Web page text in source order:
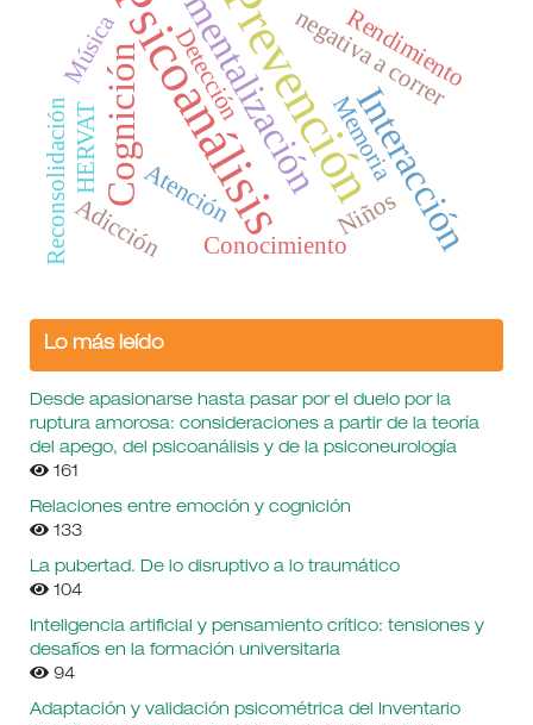
PsicoanálisisPrevenciónInteracción
mentalización
CogniciónAtención
negativa a correr
Rendimiento
Niños
Adicción Conocimiento
HERVAT
Música
Memoria
Reconsolidación
Detección
Lo más leído
Desde apasionarse hasta pasar por el duelo por la
ruptura amorosa: consideraciones a partir de la teoría
del apego, del psicoanálisis y de la psiconeurología
161
Relaciones entre emoción y cognición
133
La pubertad. De lo disruptivo a lo traumático
104
Inteligencia artificial y pensamiento crítico: tensiones y
desafíos en la formación universitaria
94
Adaptación y validación psicométrica del Inventario